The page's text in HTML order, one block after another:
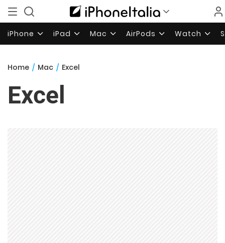
iPhone iPad Mac AirPods Watch
Home / Mac / Excel
Excel